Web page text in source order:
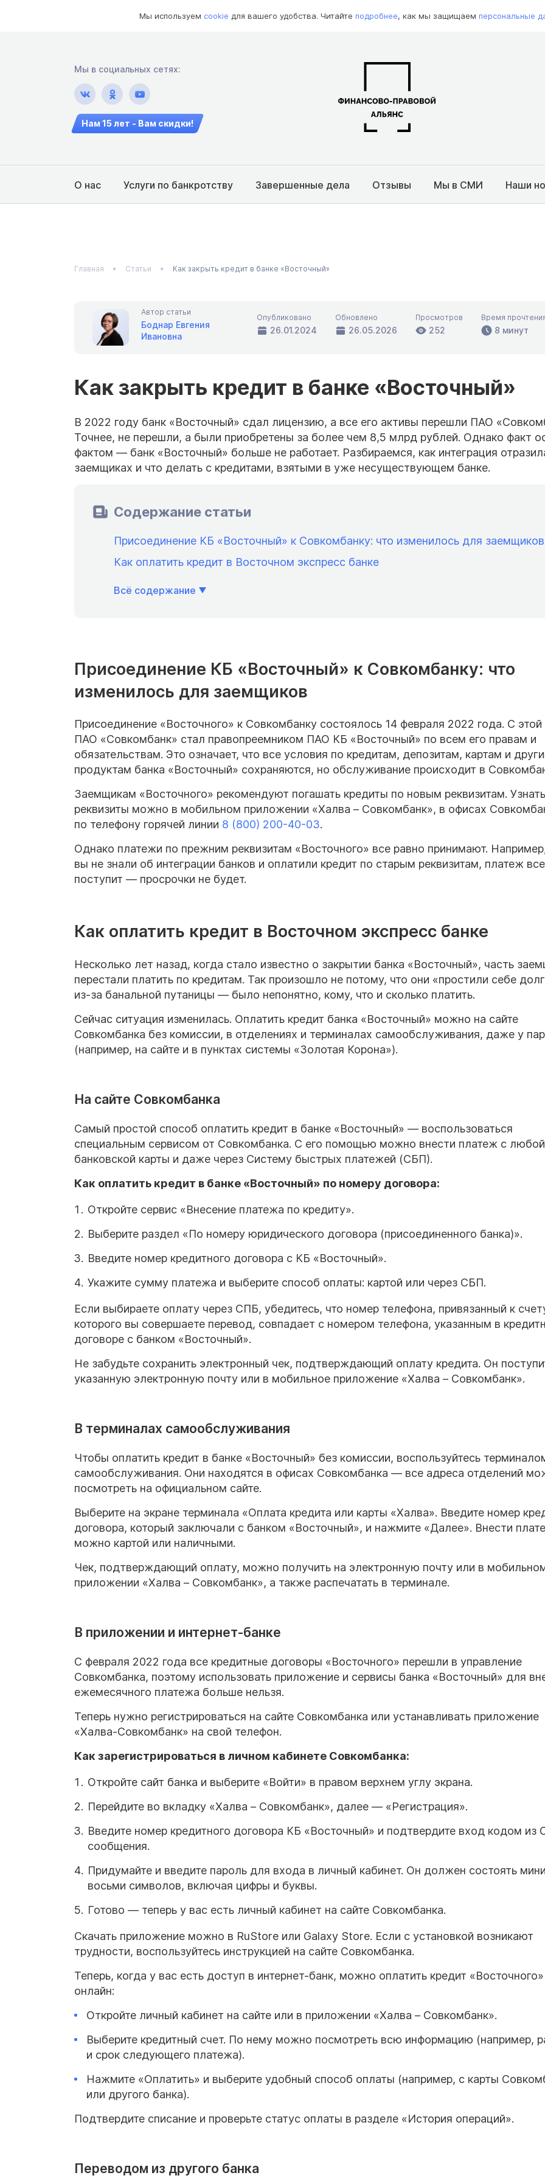
Мы используем cookie для вашего удобства. Читайте подробнее, как мы защищаем персональные
Мы в социальных сетях:
Нам 15 лет - Вам скидки!
О нас Услуги по банкротству Завершенные дела Отзывы Мы в СМИ Наши
Главная Статьи Как закрыть кредит в банке «Восточный»
Автор статьи
Боднар Евгения
Ивановна
Опубликовано
26.01.2024
Обновлено
26.05.2026
Просмотров
252
Время
8 минут
Как закрыть кредит в банке «Восточный»
В 2022 году банк «Восточный» сдал лицензию, а все его активы перешли ПАО
Точнее, не перешли, а были приобретены за более чем 8,5 млрд рублей. Однако факт
фактом — банк «Восточный» больше не работает. Разбираемся, как интеграция
заемщиках и что делать с кредитами, взятыми в уже несуществующем банке.
Содержание статьи
Присоединение КБ «Восточный» к Совкомбанку: что изменилось для заемщиков
Как оплатить кредит в Восточном экспресс банке
Всё содержание
Присоединение КБ «Восточный» к Совкомбанку: что
изменилось для заемщиков
Присоединение «Восточного» к Совкомбанку состоялось 14 февраля 2022 года. С
ПАО «Совкомбанк» стал правопреемником ПАО КБ «Восточный» по всем его правам и
обязательствам. Это означает, что все условия по кредитам, депозитам, картам и
продуктам банка «Восточный» сохраняются, но обслуживание происходит в
Заемщикам «Восточного» рекомендуют погашать кредиты по новым реквизитам. Узнать
реквизиты можно в мобильном приложении «Халва – Совкомбанк», в офисах
по телефону горячей линии 8 (800) 200-40-03.
Однако платежи по прежним реквизитам «Восточного» все равно принимают.
вы не знали об интеграции банков и оплатили кредит по старым реквизитам, платеж
поступит — просрочки не будет.
Как оплатить кредит в Восточном экспресс банке
Несколько лет назад, когда стало известно о закрытии банка «Восточный», часть
перестали платить по кредитам. Так произошло не потому, что они «простили себе
из-за банальной путаницы — было непонятно, кому, что и сколько платить.
Сейчас ситуация изменилась. Оплатить кредит банка «Восточный» можно на сайте
Совкомбанка без комиссии, в отделениях и терминалах самообслуживания, даже у
(например, на сайте и в пунктах системы «Золотая Корона»).
На сайте Совкомбанка
Самый простой способ оплатить кредит в банке «Восточный» — воспользоваться
специальным сервисом от Совкомбанка. С его помощью можно внести платеж с любой
банковской карты и даже через Систему быстрых платежей (СБП).
Как оплатить кредит в банке «Восточный» по номеру договора:
Откройте сервис «Внесение платежа по кредиту».
Выберите раздел «По номеру юридического договора (присоединенного банка)».
Введите номер кредитного договора с КБ «Восточный».
Укажите сумму платежа и выберите способ оплаты: картой или через СБП.
Если выбираете оплату через СПБ, убедитесь, что номер телефона, привязанный к
которого вы совершаете перевод, совпадает с номером телефона, указанным в
договоре с банком «Восточный».
Не забудьте сохранить электронный чек, подтверждающий оплату кредита. Он
указанную электронную почту или в мобильное приложение «Халва – Совкомбанк».
В терминалах самообслуживания
Чтобы оплатить кредит в банке «Восточный» без комиссии, воспользуйтесь
самообслуживания. Они находятся в офисах Совкомбанка — все адреса отделений
посмотреть на официальном сайте.
Выберите на экране терминала «Оплата кредита или карты «Халва». Введите номер
договора, который заключали с банком «Восточный», и нажмите «Далее». Внести
можно картой или наличными.
Чек, подтверждающий оплату, можно получить на электронную почту или в
приложении «Халва – Совкомбанк», а также распечатать в терминале.
В приложении и интернет-банке
С февраля 2022 года все кредитные договоры «Восточного» перешли в управление
Совкомбанка, поэтому использовать приложение и сервисы банка «Восточный» для
ежемесячного платежа больше нельзя.
Теперь нужно регистрироваться на сайте Совкомбанка или устанавливать приложение
«Халва-Совкомбанк» на свой телефон.
Как зарегистрироваться в личном кабинете Совкомбанка:
Откройте сайт банка и выберите «Войти» в правом верхнем углу экрана.
Перейдите во вкладку «Халва – Совкомбанк», далее — «Регистрация».
Введите номер кредитного договора КБ «Восточный» и подтвердите вход кодом
сообщения.
Придумайте и введите пароль для входа в личный кабинет. Он должен состоять
восьми символов, включая цифры и буквы.
Готово — теперь у вас есть личный кабинет на сайте Совкомбанка.
Скачать приложение можно в RuStore или Galaxy Store. Если с установкой возникают
трудности, воспользуйтесь инструкцией на сайте Совкомбанка.
Теперь, когда у вас есть доступ в интернет-банк, можно оплатить кредит «Восточного»
онлайн:
Откройте личный кабинет на сайте или в приложении «Халва – Совкомбанк».
Выберите кредитный счет. По нему можно посмотреть всю информацию (например,
и срок следующего платежа).
Нажмите «Оплатить» и выберите удобный способ оплаты (например, с карты
или другого банка).
Подтвердите списание и проверьте статус оплаты в разделе «История операций».
Переводом из другого банка